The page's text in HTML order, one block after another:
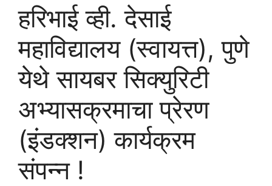
हरिभाई व्ही. देसाई
महाविद्यालय (स्वायत्त), पुणे
येथे सायबर सिक्युरिटी
अभ्यासक्रमाचा प्रेरण
(इंडक्शन) कार्यक्रम
संपन्न !